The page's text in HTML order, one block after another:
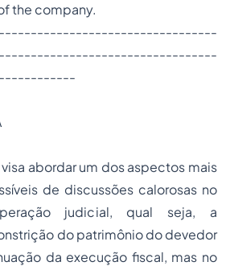
the company.
abordar um dos aspectos mais
de discussões calorosas no
judicial, qual seja, a
do patrimônio do devedor
da execução fiscal, mas no